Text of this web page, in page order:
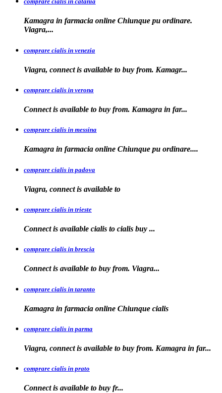
Kamagra in farmacia online Chiunque pu ordinare.
Viagra,...
comprare cialis in venezia
Viagra, connect is available to buy from. Kamagr...
comprare cialis in verona
Connect is available to buy from. Kamagra in far...
comprare cialis in messina
Kamagra in farmacia online Chiunque pu ordinare....
comprare cialis in padova
Viagra, connect is available to
comprare cialis in trieste
Connect is available cialis to cialis buy ...
comprare cialis in brescia
Connect is available to buy from. Viagra...
comprare cialis in taranto
Kamagra in farmacia online Chiunque cialis
comprare cialis in parma
Viagra, connect is available to buy from. Kamagra in far...
comprare cialis in prato
Connect is available to buy fr...